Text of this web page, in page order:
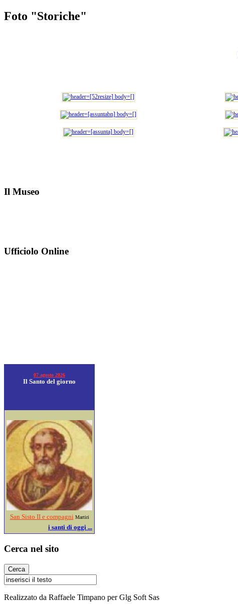
Foto "Storiche"
Il Museo
Ufficiolo Online
07 agosto 2026
Il Santo del giorno
San Sisto II e compagni Martiri
i santi di oggi ...
Cerca nel sito
Realizzato da Raffaele Timpano per Glg Soft Sas